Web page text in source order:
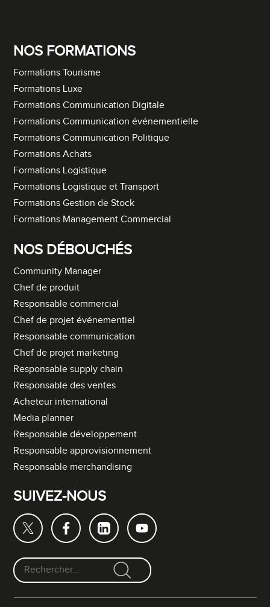
NOS FORMATIONS
Formations Tourisme
Formations Luxe
Formations Communication Digitale
Formations Communication événementielle
Formations Communication Politique
Formations Achats
Formations Logistique
Formations Logistique et Transport
Formations Gestion de Stock
Formations Management Commercial
NOS DÉBOUCHÉS
Community Manager
Chef de produit
Responsable commercial
Chef de projet événementiel
Responsable communication
Chef de projet marketing
Responsable supply chain
Responsable des ventes
Acheteur international
Media planner
Responsable développement
Responsable approvisionnement
Responsable merchandising
SUIVEZ-NOUS
F